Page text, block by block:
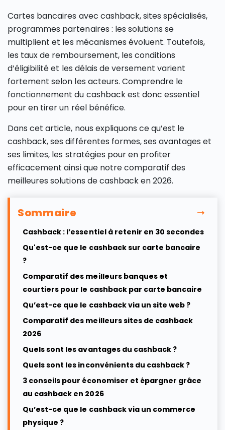
Cartes bancaires avec cashback, sites spécialisés,
programmes partenaires : les solutions se
multiplient et les mécanismes évoluent. Toutefois,
les taux de remboursement, les conditions
d’éligibilité et les délais de versement varient
fortement selon les acteurs. Comprendre le
fonctionnement du cashback est donc essentiel
pour en tirer un réel bénéfice.
Dans cet article, nous expliquons ce qu’est le
cashback, ses différentes formes, ses avantages et
ses limites, les stratégies pour en profiter
efficacement ainsi que notre comparatif des
meilleures solutions de cashback en 2026.
Sommaire
Cashback : l’essentiel à retenir en 30 secondes
Qu'est-ce que le cashback sur carte bancaire
?
Comparatif des meilleurs banques et
courtiers pour le cashback par carte bancaire
Qu’est-ce que le cashback via un site web ?
Comparatif des meilleurs sites de cashback
2026
Quels sont les avantages du cashback ?
Quels sont les inconvénients du cashback ?
3 conseils pour économiser et épargner grâce
au cashback en 2026
Qu’est-ce que le cashback via un commerce
physique ?